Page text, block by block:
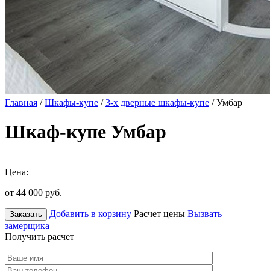
Главная /Шкафы-купе /3-х дверные шкафы-купе / Умбар
Шкаф-купе Умбар
Цена:
от 44 000 руб.
Заказать Добавить в корзину Расчет цены Вызвать
замерщика
Получить расчет